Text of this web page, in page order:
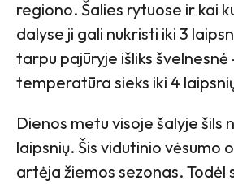
regiono. Šalies rytuose ir kai
dalyse ji gali nukristi iki 3
tarpu pajūryje išliks švelnesnė
temperatūra sieks iki 4
Dienos metu visoje šalyje šils
laipsnių. Šis vidutinio vėsumo
artėja žiemos sezonas. Todėl